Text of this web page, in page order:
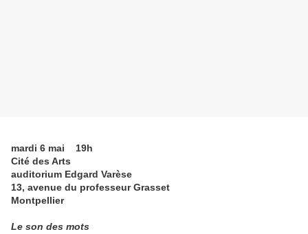
mardi 6 mai 19h
Cité des Arts
auditorium Edgard Varèse
13, avenue du professeur Grasset
Montpellier
Le son des mots